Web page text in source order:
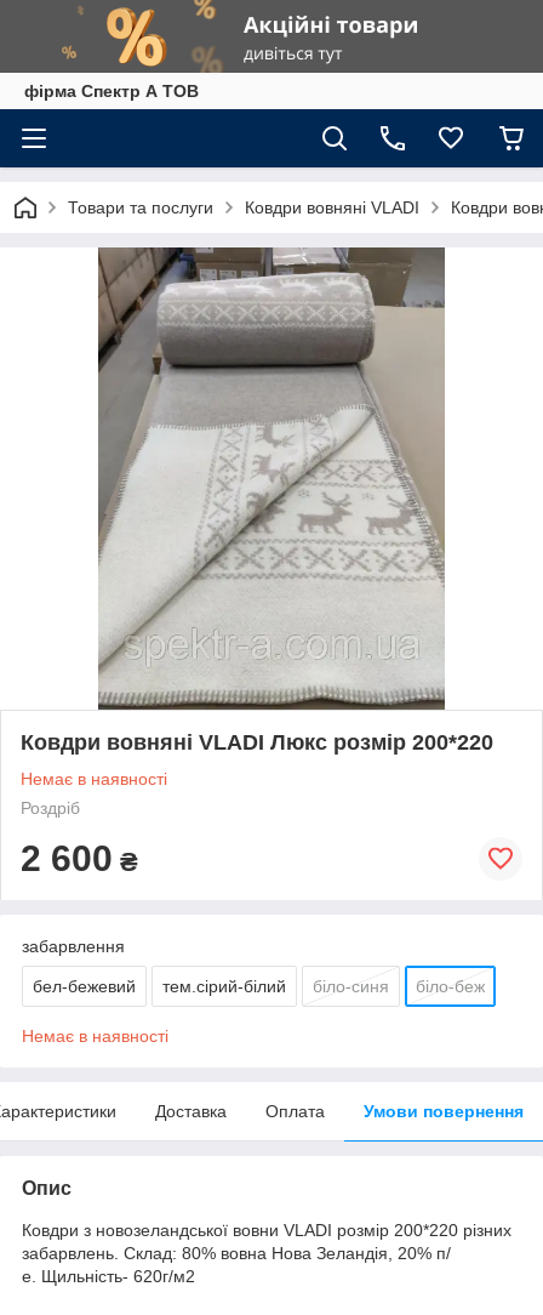
фірма Спектр А ТОВ
Товари та послуги Ковдри вовняні VLADI Ковдри
Ковдри вовняні VLADI Люкс розмір 200*220
Немає в наявності
Роздріб
2 600 ₴
забарвлення
бел-бежевий тем.сірий-білий бiло-синя бiло-беж
Немає в наявності
Доставка Оплата Умови повернення
Опис
Ковдри з новозеландської вовни VLADI розмір 200*220 різних
забарвлень. Склад: 80% вовна Нова Зеландія, 20% п/
е. Щильнiсть- 620г/м2